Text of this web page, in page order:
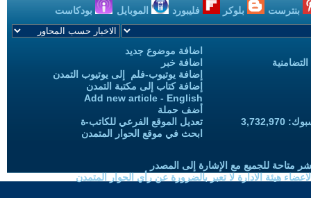
بنترست بلوكر فليبورد الموبايل بودكاست
اضافة موضوع جديد
اضافة خبر
إضافة يوتيوب-فلم إلى يوتيوب التمدن
إضافة كتاب إلى مكتبة التمدن
Add new article - English
أضف حملة
تعديل الموقع الفرعي للكاتب-ة
ابحث في موقع الحوار المتمدن
متاحة للجميع مع الإشارة إلى المصدر
هيئة الادارة لا تعبر بالضرورة عن رأي الحوار المتمدن